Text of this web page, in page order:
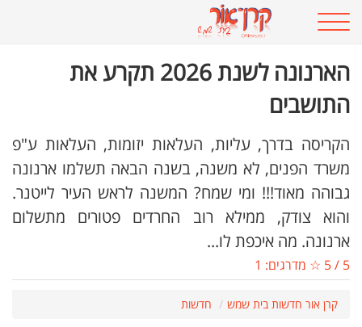
הארנונה לשנת 2026 תקרע את
התושבים
הקריסה בדרך, עליות, העלאות יזומות, העלאות ע"פ
משרד הפנים, לא משנה, בשנה הבאה תשלמו ארנונה
גבוהה מאוד!!! ומי שמח? המשנה לראש העיר לייטנר.
והוא צודק, ממילא רוב החרדים פטורים מתשלום
ארנונה. מה איכפת לו...
5
/
5 ☆ מדרגים: 1
קרן אור חדשות בית שמש חדשות